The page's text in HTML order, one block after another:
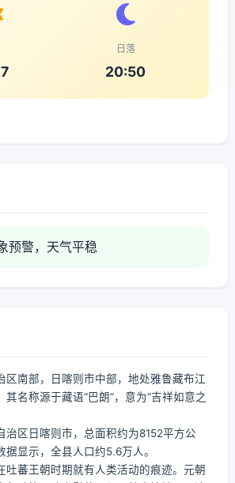
日落
20:50
预警，天气平稳
区南部，日喀则市中部，地处雅鲁藏布江
其名称源于藏语“巴朗”，意为“吉祥如意之
治区日喀则市，总面积约为8152平方公
据显示，全县人口约5.6万人。
吐蕃王朝时期就有人类活动的痕迹。元朝